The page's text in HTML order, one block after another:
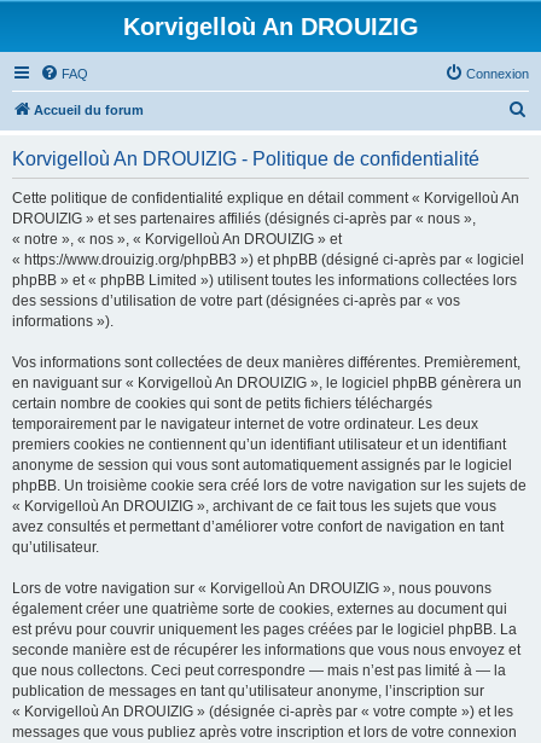
Korvigelloù An DROUIZIG
FAQ Connexion
Accueil du forum
Korvigelloù An DROUIZIG - Politique de confidentialité
Cette politique de confidentialité explique en détail comment « Korvigelloù An
DROUIZIG » et ses partenaires affiliés (désignés ci-après par « nous »,
« notre », « nos », « Korvigelloù An DROUIZIG » et
« https://www.drouizig.org/phpBB3 ») et phpBB (désigné ci-après par « logiciel
phpBB » et « phpBB Limited ») utilisent toutes les informations collectées lors
des sessions d’utilisation de votre part (désignées ci-après par « vos
informations »).
Vos informations sont collectées de deux manières différentes. Premièrement,
en naviguant sur « Korvigelloù An DROUIZIG », le logiciel phpBB génèrera un
certain nombre de cookies qui sont de petits fichiers téléchargés
temporairement par le navigateur internet de votre ordinateur. Les deux
premiers cookies ne contiennent qu’un identifiant utilisateur et un identifiant
anonyme de session qui vous sont automatiquement assignés par le logiciel
phpBB. Un troisième cookie sera créé lors de votre navigation sur les sujets de
« Korvigelloù An DROUIZIG », archivant de ce fait tous les sujets que vous
avez consultés et permettant d’améliorer votre confort de navigation en tant
qu’utilisateur.
Lors de votre navigation sur « Korvigelloù An DROUIZIG », nous pouvons
également créer une quatrième sorte de cookies, externes au document qui
est prévu pour couvrir uniquement les pages créées par le logiciel phpBB. La
seconde manière est de récupérer les informations que vous nous envoyez et
que nous collectons. Ceci peut correspondre — mais n’est pas limité à — la
publication de messages en tant qu’utilisateur anonyme, l’inscription sur
« Korvigelloù An DROUIZIG » (désignée ci-après par « votre compte ») et les
messages que vous publiez après votre inscription et lors de votre connexion